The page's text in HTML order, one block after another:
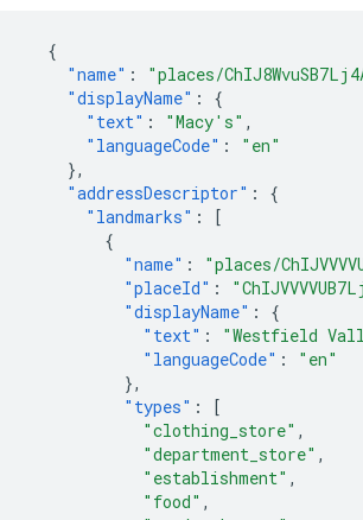
{
"name" : "places/
"displayName" :
{
"text" : "Macy's" ,
"languageCode" :
"en"
},
"addressDescriptor" :
{
"landmarks" :
[
{
"name" :
"places/
"placeId" :
"displayName" :
{
"text" : "Westfield
"languageCode" :
"en"
},
"types" :
[
"clothing_store" ,
"department_store" ,
"establishment" ,
"food" ,